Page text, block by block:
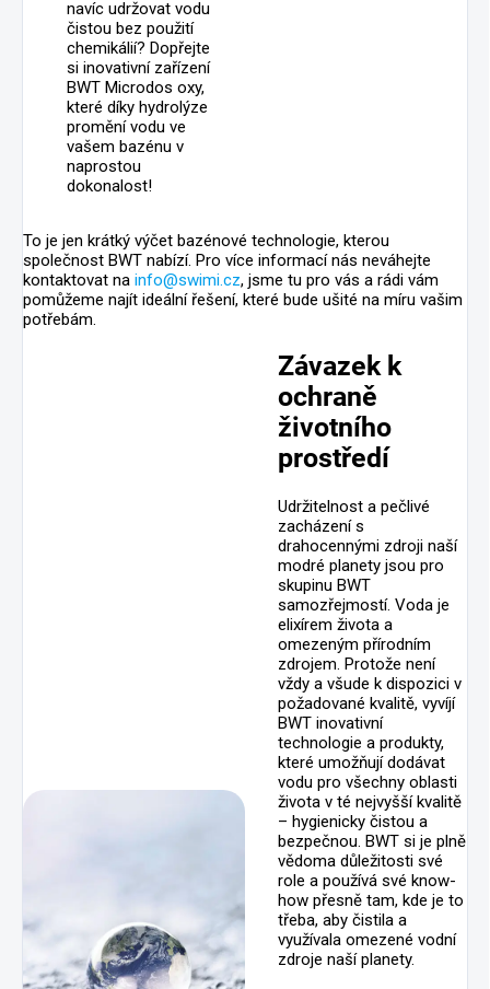
navíc udržovat vodu
čistou bez použití
chemikálií? Dopřejte
si inovativní zařízení
BWT Microdos oxy,
které díky hydrolýze
promění vodu ve
vašem bazénu v
naprostou
dokonalost!
To je jen krátký výčet bazénové technologie, kterou
společnost BWT nabízí. Pro více informací nás neváhejte
kontaktovat na info@swimi.cz, jsme tu pro vás a rádi vám
pomůžeme najít ideální řešení, které bude ušité na míru vašim
potřebám.
Závazek k
ochraně
životního
prostředí
Udržitelnost a pečlivé
zacházení s
drahocennými zdroji naší
modré planety jsou pro
skupinu BWT
samozřejmostí. Voda je
elixírem života a
omezeným přírodním
zdrojem. Protože není
vždy a všude k dispozici v
požadované kvalitě, vyvíjí
BWT inovativní
technologie a produkty,
které umožňují dodávat
vodu pro všechny oblasti
života v té nejvyšší kvalitě
– hygienicky čistou a
bezpečnou. BWT si je plně
vědoma důležitosti své
role a používá své know-
how přesně tam, kde je to
třeba, aby čistila a
využívala omezené vodní
zdroje naší planety.